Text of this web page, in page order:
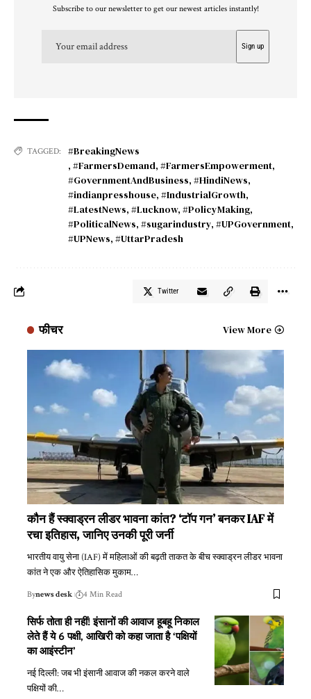
Subscribe to our newsletter to get our newest articles instantly!
TAGGED:
#BreakingNews
, #FarmersDemand, #FarmersEmpowerment,
#GovernmentAndBusiness, #HindiNews,
#indianpresshouse, #IndustrialGrowth,
#LatestNews, #Lucknow, #PolicyMaking,
#PoliticalNews, #sugarindustry, #UPGovernment,
#UPNews, #UttarPradesh
Twitter
फीचर View More
कौन हैं स्क्वाड्रन लीडर भावना कांत? ‘टॉप गन’ बनकर IAF में
रचा इतिहास, जानिए उनकी पूरी जर्नी
भारतीय वायु सेना (IAF) में महिलाओं की बढ़ती ताकत के बीच स्क्वाड्रन लीडर भावना
कांत ने एक और ऐतिहासिक मुकाम…
Bynews desk 4 Min Read
सिर्फ तोता ही नहीं! इंसानों की आवाज हूबहू निकाल
लेते हैं ये 6 पक्षी, आखिरी को कहा जाता है ‘पक्षियों
का आइंस्टीन’
नई दिल्ली: जब भी इंसानी आवाज की नकल करने वाले
पक्षियों की…